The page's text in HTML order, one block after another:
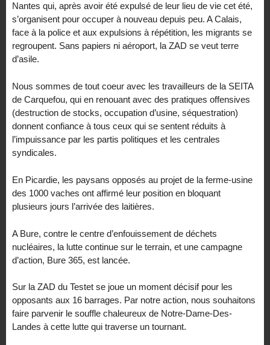
Nantes qui, après avoir été expulsé de leur lieu de vie cet été,
s’organisent pour occuper à nouveau depuis peu. A Calais,
face à la police et aux expulsions à répétition, les migrants se
regroupent. Sans papiers ni aéroport, la ZAD se veut terre
d’asile.
Nous sommes de tout coeur avec les travailleurs de la SEITA
de Carquefou, qui en renouant avec des pratiques offensives
(destruction de stocks, occupation d’usine, séquestration)
donnent confiance à tous ceux qui se sentent réduits à
l’impuissance par les partis politiques et les centrales
syndicales.
En Picardie, les paysans opposés au projet de la ferme-usine
des 1000 vaches ont affirmé leur position en bloquant
plusieurs jours l’arrivée des laitières.
A Bure, contre le centre d’enfouissement de déchets
nucléaires, la lutte continue sur le terrain, et une campagne
d’action, Bure 365, est lancée.
Sur la ZAD du Testet se joue un moment décisif pour les
opposants aux 16 barrages. Par notre action, nous souhaitons
faire parvenir le souffle chaleureux de Notre-Dame-Des-
Landes à cette lutte qui traverse un tournant.